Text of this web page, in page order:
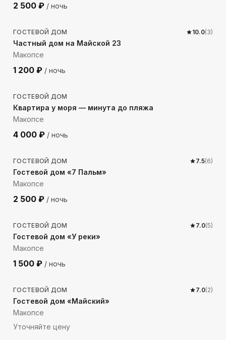
2 500 ₽ / ночь
215м до моря
ГОСТЕВОЙ ДОМ 10.0(3)
Частный дом на Майской 23
Макопсе
1 200 ₽ / ночь
87 м до моря
ГОСТЕВОЙ ДОМ
Квартира у моря — минута до пляжа
Макопсе
4 000 ₽ / ночь
516м до моря
ГОСТЕВОЙ ДОМ 7.5(6)
Гостевой дом «7 Пальм»
Макопсе
2 500 ₽ / ночь
854м до моря
ГОСТЕВОЙ ДОМ 7.0(5)
Гостевой дом «У реки»
Макопсе
1 500 ₽ / ночь
298 м до моря
ГОСТЕВОЙ ДОМ 7.0(2)
Гостевой дом «Майский»
Макопсе
Уточняйте цену